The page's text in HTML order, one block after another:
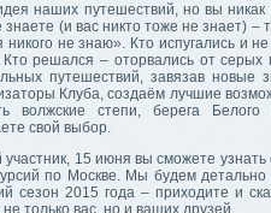
наших путешествий, но вы
(и вас никто тоже не знает) –
не знаю». Кто испугались и
решался – оторвались от серых
путешествий, завязав новые
Клуба, создаём лучшие
волжские степи, берега
свой выбор.
15 июня вы сможете узнать
по Москве. Мы будем детально
сезон 2015 года – приходите и